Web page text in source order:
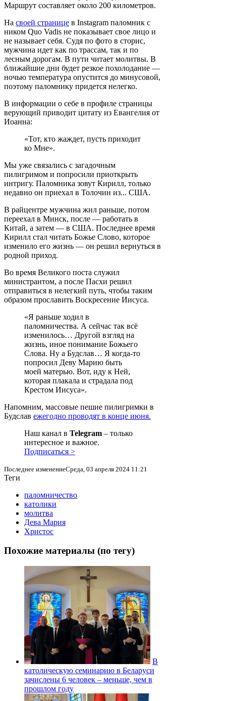
Маршрут составляет около 200 километров.
На своей странице в Instagram паломник с
ником Quo Vadis не показывает свое лицо и
не называет себя. Судя по фото в сторис,
мужчина идет как по трассам, так и по
лесным дорогам. В пути читает молитвы. В
ближайшие дни будет резкое похолодание —
ночью температура опустится до минусовой,
поэтому паломнику придется нелегко.
В информации о себе в профиле страницы
верующий приводит цитату из Евангелия от
Иоанна:
«Тот, кто жаждет, пусть приходит
ко Мне».
Мы уже связались с загадочным
пилигримом и попросили приоткрыть
интригу. Паломника зовут Кирилл, только
недавно он приехал в Толочин из... США.
В райцентре мужчина жил раньше, потом
переехал в Минск, после — работать в
Китай, а затем — в США. Последнее время
Кирилл стал читать Божье Слово, которое
изменило его жизнь — он решил вернуться в
родной приход.
Во время Великого поста служил
министрантом, а после Пасхи решил
отправиться в нелегкий путь, чтобы таким
образом прославить Воскресение Иисуса.
«Я раньше ходил в
паломничества. А сейчас так всё
изменилось… Другой взгляд на
жизнь, иное понимание Божьего
Слова. Ну а Будслав… Я когда-то
попросил Деву Марию быть
моей матерью. Вот, иду к Ней,
которая плакала и страдала под
Крестом Иисуса».
Напомним, массовые пешие пилигримки в
Будслав ежегодно проводят в конце июня.
Наш канал в Telegram – только
интересное и важное.
Подписаться >
Последнее изменениеСреда, 03 апреля 2024 11:21
Теги
паломничество
католики
молитва
Дева Мария
Христос
Похожие материалы (по тегу)
В
католическую семинарию в Беларуси
зачислены 6 человек – меньше, чем в
прошлом году